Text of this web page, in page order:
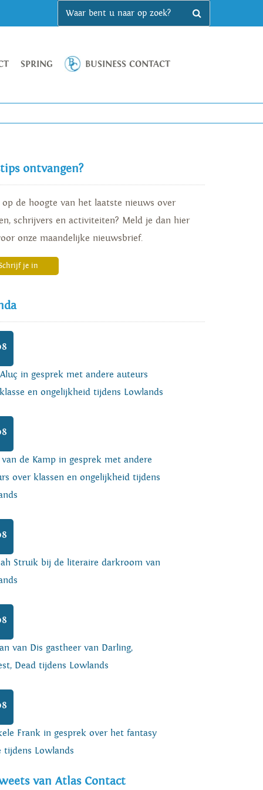
SPRING BUSINESS CONTACT
ontvangen?
de hoogte van het laatste nieuws over
schrijvers en activiteiten? Meld je dan hier
onze maandelijke nieuwsbrief.
je in
in gesprek met andere auteurs
en ongelijkheid tijdens Lowlands
de Kamp in gesprek met andere
over klassen en ongelijkheid tijdens
Struik bij de literaire darkroom van
van Dis gastheer van Darling,
Dead tijdens Lowlands
Frank in gesprek over het fantasy
tijdens Lowlands
van Atlas Contact